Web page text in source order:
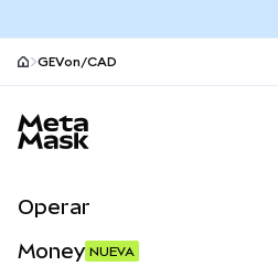
GEVon/CAD
Operar
Money NUEVA